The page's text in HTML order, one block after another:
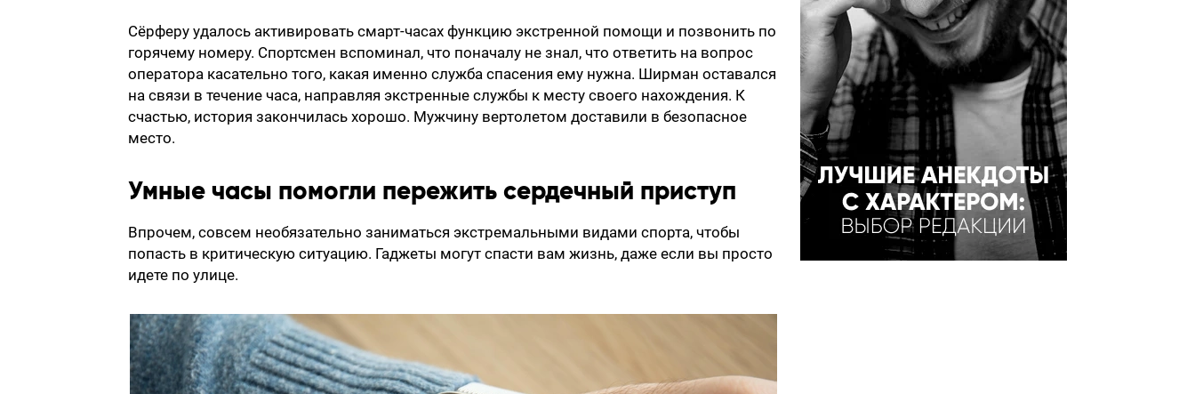
Сёрферу удалось активировать смарт-часах функцию экстренной помощи и позвонить по
горячему номеру. Спортсмен вспоминал, что поначалу не знал, что ответить на вопрос
оператора касательно того, какая именно служба спасения ему нужна. Ширман оставался
на связи в течение часа, направляя экстренные службы к месту своего нахождения. К
счастью, история закончилась хорошо. Мужчину вертолетом доставили в безопасное
место.
Умные часы помогли пережить сердечный приступ
Впрочем, совсем необязательно заниматься экстремальными видами спорта, чтобы
попасть в критическую ситуацию. Гаджеты могут спасти вам жизнь, даже если вы просто
идете по улице.